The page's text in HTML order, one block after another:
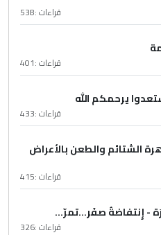
قراءات :538
قراءات :401
يرحمكم الله
قراءات :433
الشتائم والطعن بالأعراض
قراءات :415
- إِنتفاضةُ صفَر…تمرّ...
قراءات :326